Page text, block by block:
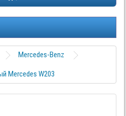
Mercedes-Benz
Mercedes W203